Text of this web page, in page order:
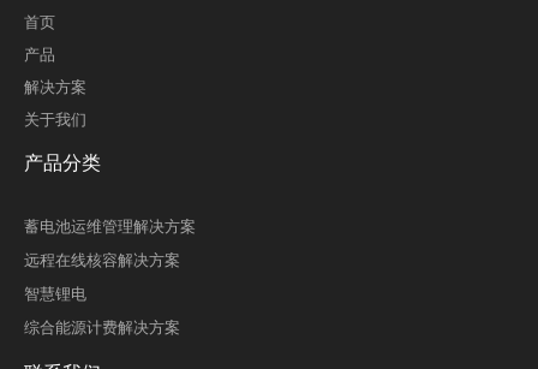
首页
产品
解决方案
关于我们
产品分类
蓄电池运维管理解决方案
远程在线核容解决方案
智慧锂电
综合能源计费解决方案